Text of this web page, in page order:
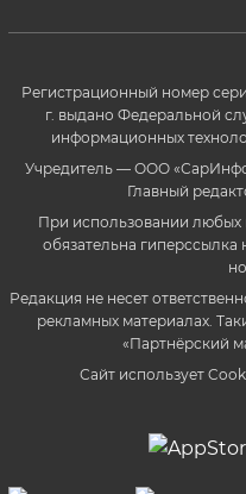
Регистрационный номер
г. выдано Федеральной
информационных
Учредитель — ООО
Главный
При использовании любых
обязательна гиперссылка
Редакция не несет
рекламных материалах.
«Партнёрский
Сайт использует